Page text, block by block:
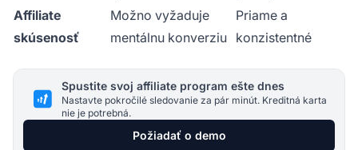
Affiliate
skúsenosť
Možno vyžaduje
mentálnu konverziu
Priame a
konzistentné
Spustite svoj affiliate program ešte dnes
Nastavte pokročilé sledovanie za pár minút. Kreditná karta
nie je potrebná.
Požiadať o demo